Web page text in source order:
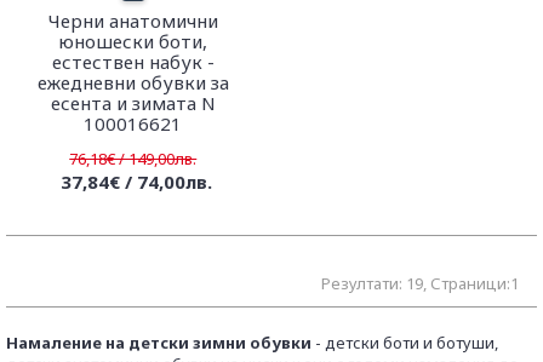
Черни анатомични
юношески боти,
естествен набук -
ежедневни обувки за
есента и зимата N
100016621
76,18€ / 149,00лв.
37,84€ / 74,00лв.
Резултати: 19, Страници:1
Намаление на детски зимни обувки - детски боти и ботуши,